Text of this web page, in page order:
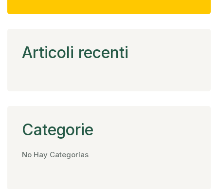
Articoli recenti
Categorie
No Hay Categorías